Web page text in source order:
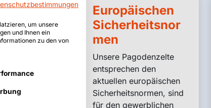
Europäischen
Sicherheitsnor
men
Unsere Pagodenzelte
entsprechen den
aktuellen europäischen
Sicherheitsnormen, sind
für den gewerblichen
um unsere
und Ihnen ein
zu den von